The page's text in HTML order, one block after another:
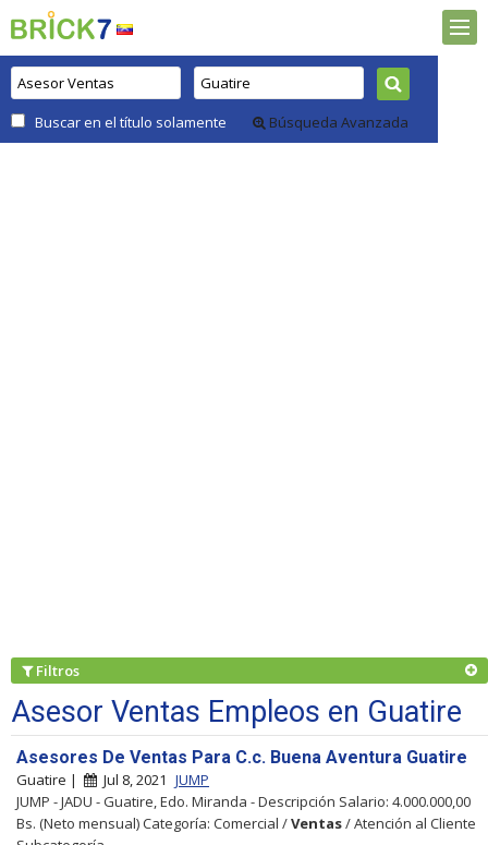
Buscar en el título solamente Búsqueda Avanzada
Filtros
Asesor Ventas Empleos en Guatire
Asesores De Ventas Para C.c. Buena Aventura Guatire
Guatire | Jul 8, 2021 JUMP
JUMP - JADU - Guatire, Edo. Miranda - Descripción Salario: 4.000.000,00
Bs. (Neto mensual) Categoría: Comercial /Ventas/ Atención al Cliente